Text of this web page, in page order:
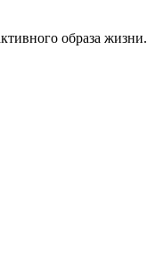
образа жизни.